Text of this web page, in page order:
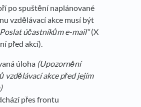
po spuštění naplánované
vzdělávací akce musí být
účastníkům e-mail“(X
před akcí).
úloha (Upozornění
vzdělávací akce před jejím
přes frontu